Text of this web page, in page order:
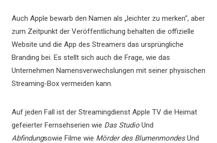
Auch Apple bewarb den Namen als „leichter zu merken“, aber
zum Zeitpunkt der Veröffentlichung behalten die offizielle
Website und die App des Streamers das ursprüngliche
Branding bei. Es stellt sich auch die Frage, wie das
Unternehmen Namensverwechslungen mit seiner physischen
Streaming-Box vermeiden kann.
Auf jeden Fall ist der Streamingdienst Apple TV die Heimat
gefeierter Fernsehserien wie Das Studio Und
Abfindungsowie Filme wie Mörder des BlumenmondesUnd